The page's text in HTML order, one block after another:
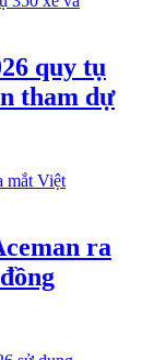
quy tụ
tham dự
ra